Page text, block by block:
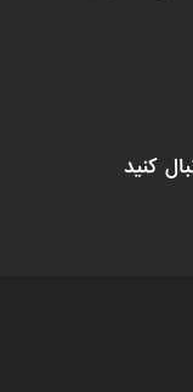
کنید